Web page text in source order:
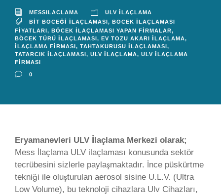
MESSILACLAMA
ULV İLAÇLAMA
BIT BÖCEĞI İLAÇLAMASI, BÖCEK İLAÇLAMASI
FIYATLARI , BÖCEK İLAÇLAMASI YAPAN FIRMALAR,
BÖCEK TÜRÜ İLAÇLAMASI , EV TOZU AKARI İLAÇLAMA,
İLAÇLAMA FIRMASI , TAHTAKURUSU İLAÇLAMASI ,
TATARCIK İLAÇLAMASI , ULV İLAÇLAMA, ULV İLAÇLAMA
FIRMASI
0
Eryamanevleri ULV İlaçlama Merkezi olarak;
Mess İlaçlama ULV ilaçlaması konusunda sektör
tecrübesini sizlerle paylaşmaktadır. İnce püskürtme
tekniği ile oluşturulan aerosol sisine U.L.V. (Ultra
Low Volume), bu teknoloji cihazlara Ulv Cihazları,